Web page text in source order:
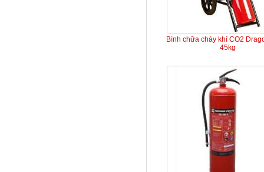
Bình chữa cháy khí CO2
45kg